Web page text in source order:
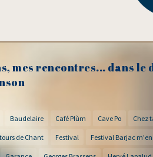
mes rencontres... dans le
Baudelaire Café Plùm Cave Po Chez
de Chant Festival Festival Barjac